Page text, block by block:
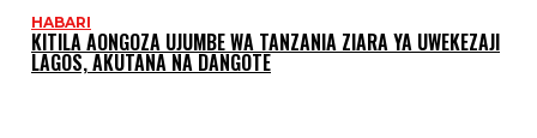
HABARI
KITILA AONGOZA UJUMBE WA TANZANIA ZIARA YA UWEKEZAJI
LAGOS, AKUTANA NA DANGOTE